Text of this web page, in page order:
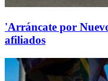
'Arráncate por
afiliados